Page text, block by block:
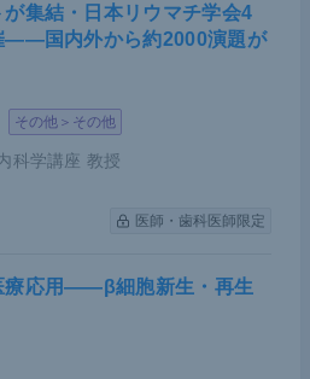
集結・日本リウマチ学会4
――国内外から約2000演題が
その他＞その他
科学講座 教授
医師・歯科医師限定
療応用――β細胞新生・再生